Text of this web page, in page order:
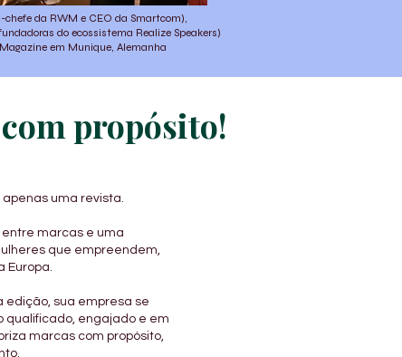
da RWM e CEO da Smartcom),
do ecossistema Realize Speakers)
em Munique, Alemanha
propósito!
uma revista.
entre marcas e uma
que empreendem,
Europa.
edição, sua empresa se
qualificado, engajado e em
marcas com propósito,